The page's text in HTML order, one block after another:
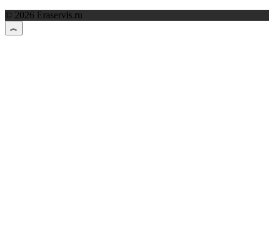
© 2026 Eraservis.ru